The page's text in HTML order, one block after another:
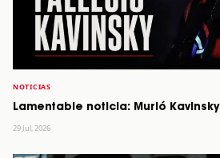
NOTICIAS
Lamentable noticia: Murió Kavinsky
29 Jul, 2026